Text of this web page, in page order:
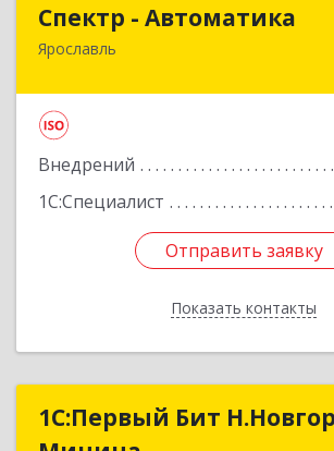
Спектр - Автоматика
Ярославль
Внедрений
1С:Специалист
Отправить заявку
Показать контакты
150054, Ярославская обл,
Отправить заявку
Назад
1С:Первый Бит
1С:Первый Бит